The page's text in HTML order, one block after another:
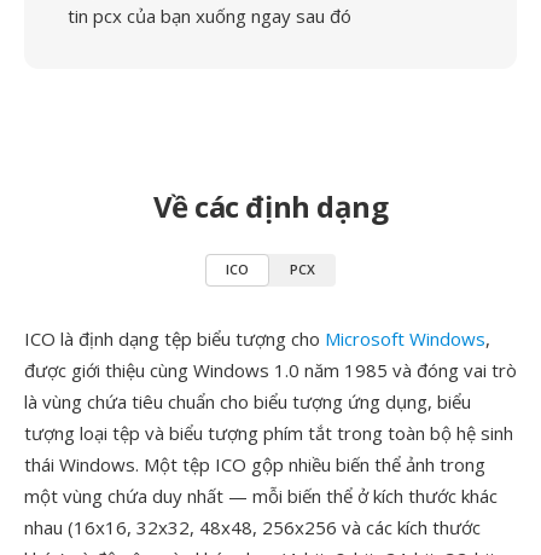
tin pcx của bạn xuống ngay sau đó
Về các định dạng
ICO PCX
ICO là định dạng tệp biểu tượng cho Microsoft Windows,
được giới thiệu cùng Windows 1.0 năm 1985 và đóng vai trò
là vùng chứa tiêu chuẩn cho biểu tượng ứng dụng, biểu
tượng loại tệp và biểu tượng phím tắt trong toàn bộ hệ sinh
thái Windows. Một tệp ICO gộp nhiều biến thể ảnh trong
một vùng chứa duy nhất — mỗi biến thể ở kích thước khác
nhau (16x16, 32x32, 48x48, 256x256 và các kích thước